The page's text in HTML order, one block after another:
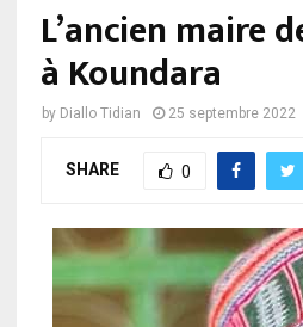
L’ancien maire
à Koundara
by Diallo Tidian 25 septembre 2022
SHARE 0